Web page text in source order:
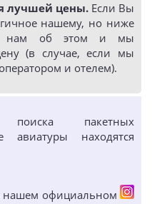
лучшей цены. Если Вы
нашему, но ниже
нам об этом и мы
(в случае, если мы
и отелем).
пакетных
авиатуры находятся
нашем официальном